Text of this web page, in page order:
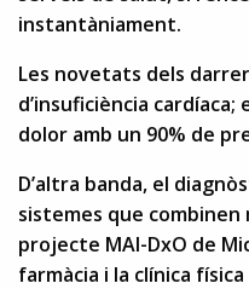
instantàniament.
Les novetats dels
d’insuficiència
dolor amb un 90% de
D’altra banda, el
sistemes que combinen
projecte MAI-DxO de
farmàcia i la clínica